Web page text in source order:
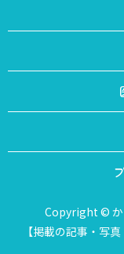
Copyright © か
【掲載の記事・写